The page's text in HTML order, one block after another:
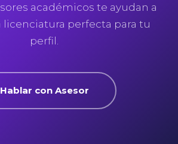
académicos te ayudan a
licenciatura perfecta para tu
perfil.
Hablar con Asesor